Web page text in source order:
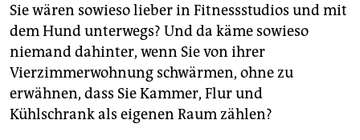
Sie wären sowieso lieber in Fitnessstudios und mit
dem Hund unterwegs? Und da käme sowieso
niemand dahinter, wenn Sie von ihrer
Vierzimmerwohnung schwärmen, ohne zu
erwähnen, dass Sie Kammer, Flur und
Kühlschrank als eigenen Raum zählen?